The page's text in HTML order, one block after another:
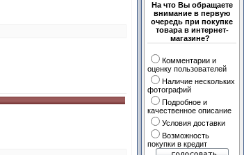
На что Вы обращаете
внимание в первую
очередь при покупке
товара в интернет-
магазине?
Комментарии и
оценку пользователей
Наличие нескольких
фотографий
Подробное и
качественное описание
Условия доставки
Возможность
покупки в кредит